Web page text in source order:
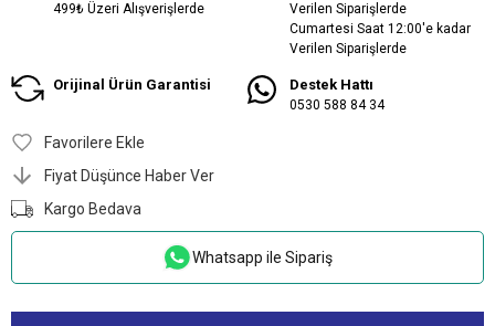
499₺ Üzeri Alışverişlerde
Verilen Siparişlerde
Cumartesi Saat 12:00'e kadar
Verilen Siparişlerde
Orijinal Ürün Garantisi Destek Hattı
0530 588 84 34
Favorilere Ekle
Fiyat Düşünce Haber Ver
Kargo Bedava
Whatsapp ile Sipariş